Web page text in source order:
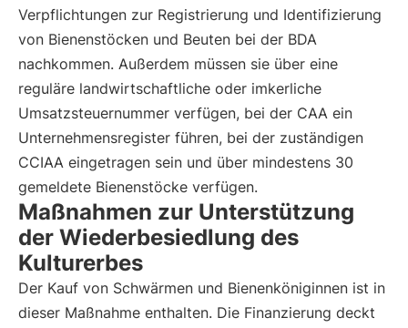
Verpflichtungen zur Registrierung und Identifizierung
von Bienenstöcken und Beuten bei der BDA
nachkommen. Außerdem müssen sie über eine
reguläre landwirtschaftliche oder imkerliche
Umsatzsteuernummer verfügen, bei der CAA ein
Unternehmensregister führen, bei der zuständigen
CCIAA eingetragen sein und über mindestens 30
gemeldete Bienenstöcke verfügen.
Maßnahmen zur Unterstützung
der Wiederbesiedlung des
Kulturerbes
Der Kauf von Schwärmen und Bienenköniginnen ist in
dieser Maßnahme enthalten. Die Finanzierung deckt